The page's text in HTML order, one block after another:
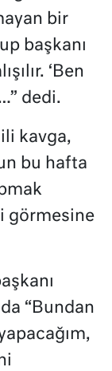
bir
başkanı
‘Ben
dedi.
kavga,
bu hafta
görmesine
“Bundan